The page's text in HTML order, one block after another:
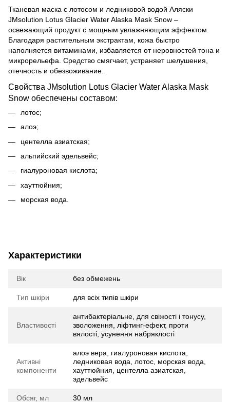
Тканевая маска с лотосом и ледниковой водой Аляски
JMsolution Lotus Glacier Water Alaska Mask Snow –
освежающий продукт с мощным увлажняющим эффектом.
Благодаря растительным экстрактам, кожа быстро
наполняется витаминами, избавляется от неровностей тона и
микрорельефа. Средство смягчает, устраняет шелушения,
отечность и обезвоживание.
Свойства JMsolution Lotus Glacier Water Alaska Mask
Snow обеспечены составом:
лотос;
алоэ;
центелла азиатская;
альпийский эдельвейс;
гиалуроновая кислота;
хауттюйния;
морская вода.
Характеристики
Вік без обмежень
Тип шкіри для всіх типів шкіри
Властивості
антибактеріальне, для свіжості і тонусу,
зволоження, ліфтинг-ефект, проти
вялості, усунення набряклості
Активні
компоненти
алоэ вера, гиалуроновая кислота,
ледниковая вода, лотос, морская вода,
хауттюйния, центелла азиатская,
эдельвейс
Обсяг, мл 30 мл